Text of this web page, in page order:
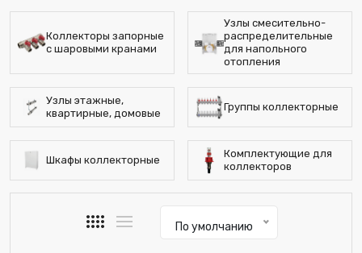
Коллекторы запорные
с шаровыми кранами
Узлы смесительно-
распределительные
для напольного
отопления
Узлы этажные,
квартирные, домовые
Группы коллекторные
Шкафы коллекторные
Комплектующие для
коллекторов
По умолчанию